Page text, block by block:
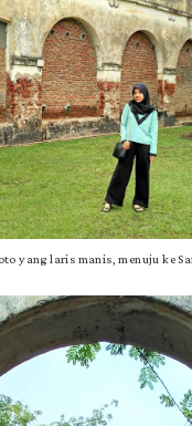
yang laris manis, menuju ke